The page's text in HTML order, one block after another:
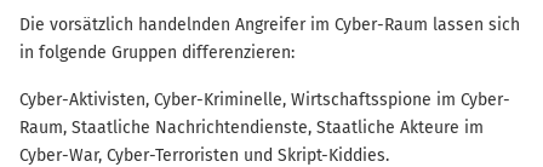
Die vorsätzlich handelnden Angreifer im Cyber-Raum lassen sich
in folgende Gruppen differenzieren:
Cyber-Aktivisten, Cyber-Kriminelle, Wirtschaftsspione im Cyber-
Raum, Staatliche Nachrichtendienste, Staatliche Akteure im
Cyber-War, Cyber-Terroristen und Skript-Kiddies.